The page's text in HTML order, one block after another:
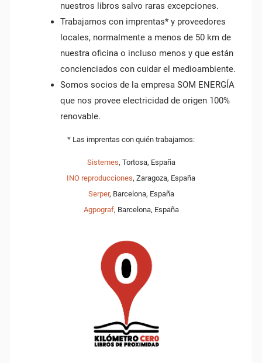
nuestros libros salvo raras excepciones.
Trabajamos con imprentas* y proveedores
locales, normalmente a menos de 50 km de
nuestra oficina o incluso menos y que están
concienciados con cuidar el medioambiente.
Somos socios de la empresa SOM ENERGÍA
que nos provee electricidad de origen 100%
renovable.
* Las imprentas con quién trabajamos:
Sistemes, Tortosa, España
INO reproducciones, Zaragoza, España
Serper, Barcelona, España
Agpograf, Barcelona, España